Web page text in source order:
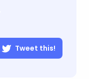
Tweet this!